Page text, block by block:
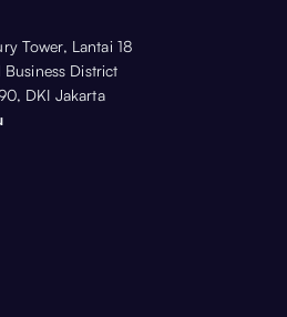
Tower, Lantai 18
District
DKI Jakarta